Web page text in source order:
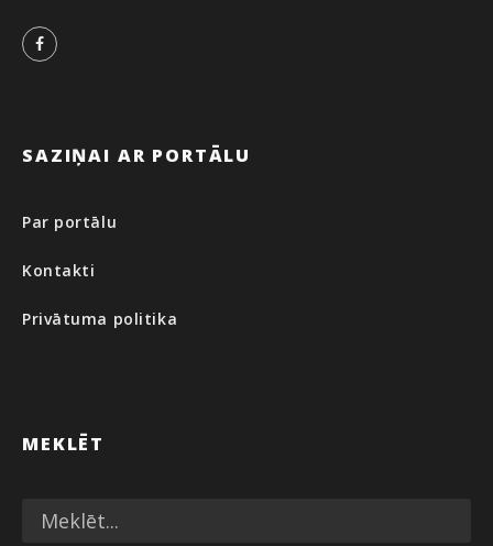
SAZIŅAI AR PORTĀLU
Par portālu
Kontakti
Privātuma politika
MEKLĒT